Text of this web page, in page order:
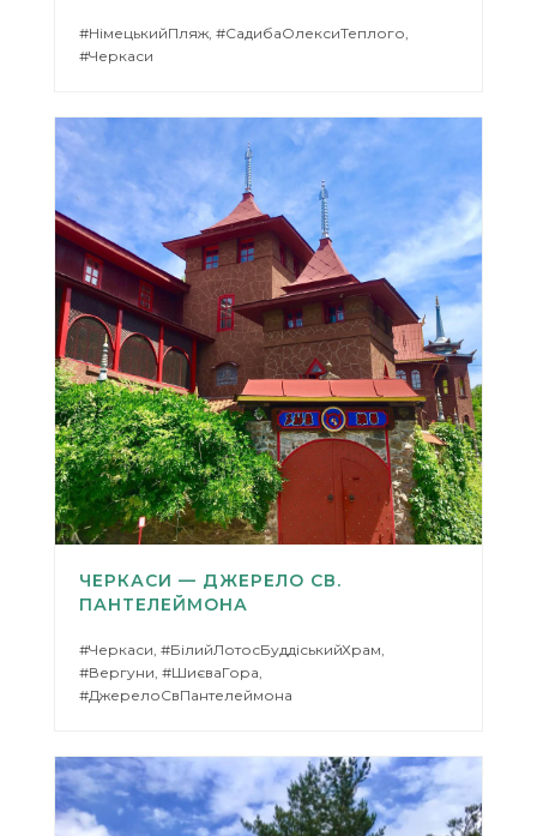
#НімецькийПляж, #СадибаОлексиТеплого,
#Черкаси
ЧЕРКАСИ — ДЖЕРЕЛО СВ.
ПАНТЕЛЕЙМОНА
#Черкаси, #БілийЛотосБуддіськийХрам,
#Вергуни, #ШиєваГора,
#ДжерелоСвПантелеймона